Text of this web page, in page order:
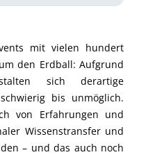
mit vielen hundert
den Erdball: Aufgrund
sich derartige
bis unmöglich.
von Erfahrungen und
Wissenstransfer und
– und das auch noch